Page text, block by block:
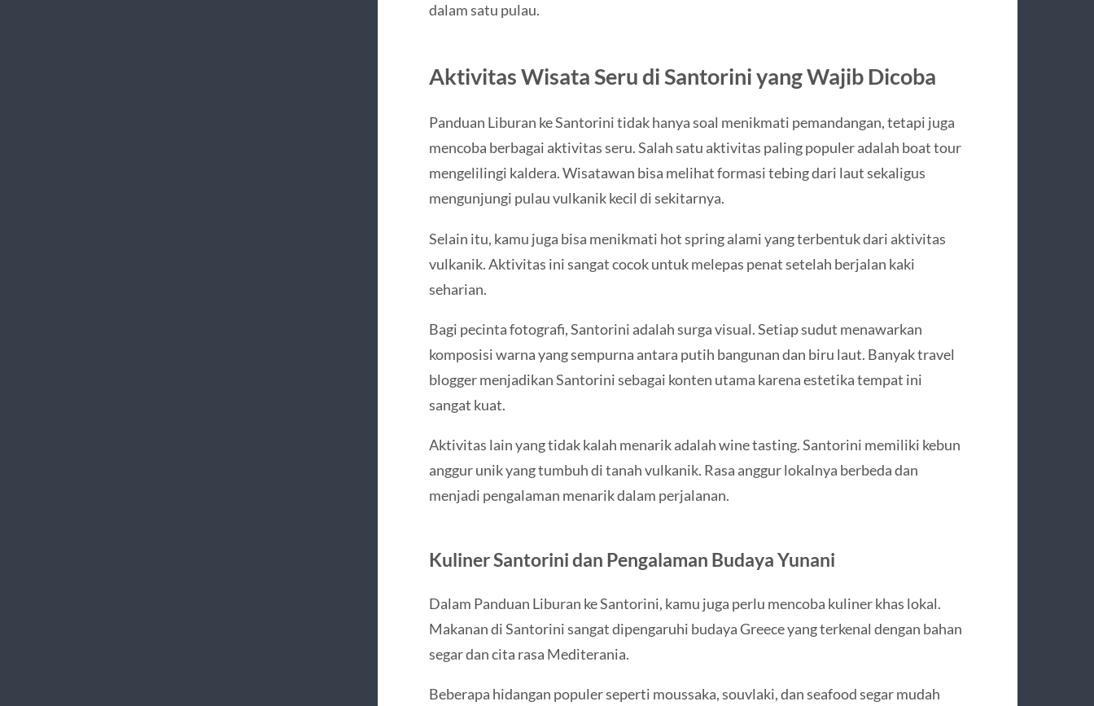
dalam satu pulau.
Aktivitas Wisata Seru di Santorini yang Wajib Dicoba
Panduan Liburan ke Santorini tidak hanya soal menikmati pemandangan, tetapi juga
mencoba berbagai aktivitas seru. Salah satu aktivitas paling populer adalah boat tour
mengelilingi kaldera. Wisatawan bisa melihat formasi tebing dari laut sekaligus
mengunjungi pulau vulkanik kecil di sekitarnya.
Selain itu, kamu juga bisa menikmati hot spring alami yang terbentuk dari aktivitas
vulkanik. Aktivitas ini sangat cocok untuk melepas penat setelah berjalan kaki
seharian.
Bagi pecinta fotografi, Santorini adalah surga visual. Setiap sudut menawarkan
komposisi warna yang sempurna antara putih bangunan dan biru laut. Banyak travel
blogger menjadikan Santorini sebagai konten utama karena estetika tempat ini
sangat kuat.
Aktivitas lain yang tidak kalah menarik adalah wine tasting. Santorini memiliki kebun
anggur unik yang tumbuh di tanah vulkanik. Rasa anggur lokalnya berbeda dan
menjadi pengalaman menarik dalam perjalanan.
Kuliner Santorini dan Pengalaman Budaya Yunani
Dalam Panduan Liburan ke Santorini, kamu juga perlu mencoba kuliner khas lokal.
Makanan di Santorini sangat dipengaruhi budayaGreeceyang terkenal dengan bahan
segar dan cita rasa Mediterania.
Beberapa hidangan populer seperti moussaka, souvlaki, dan seafood segar mudah